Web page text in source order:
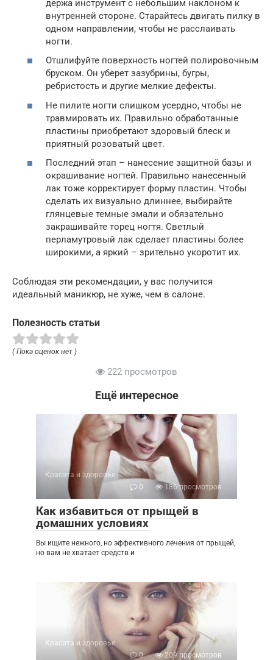
держа инструмент с небольшим наклоном к
внутренней стороне. Старайтесь двигать пилку в
одном направлении, чтобы не расслаивать
ногти.
Отшлифуйте поверхность ногтей полировочным
бруском. Он уберет зазубрины, бугры,
ребристость и другие мелкие дефекты.
Не пилите ногти слишком усердно, чтобы не
травмировать их. Правильно обработанные
пластины приобретают здоровый блеск и
приятный розоватый цвет.
Последний этап – нанесение защитной базы и
окрашивание ногтей. Правильно нанесенный
лак тоже корректирует форму пластин. Чтобы
сделать их визуально длиннее, выбирайте
глянцевые темные эмали и обязательно
закрашивайте торец ногтя. Светлый
перламутровый лак сделает пластины более
широкими, а яркий – зрительно укоротит их.
Соблюдая эти рекомендации, у вас получится
идеальный маникюр, не хуже, чем в салоне.
Полезность статьи
( Пока оценок нет )
222 просмотров
Ещё интересное
Красота и здоровье
0
186 просмотров
Как избавиться от прыщей в
домашних условиях
Вы ищите нежного, но эффективного лечения от прыщей,
но вам не хватает средств и
Красота и здоровье
0
209 просмотров